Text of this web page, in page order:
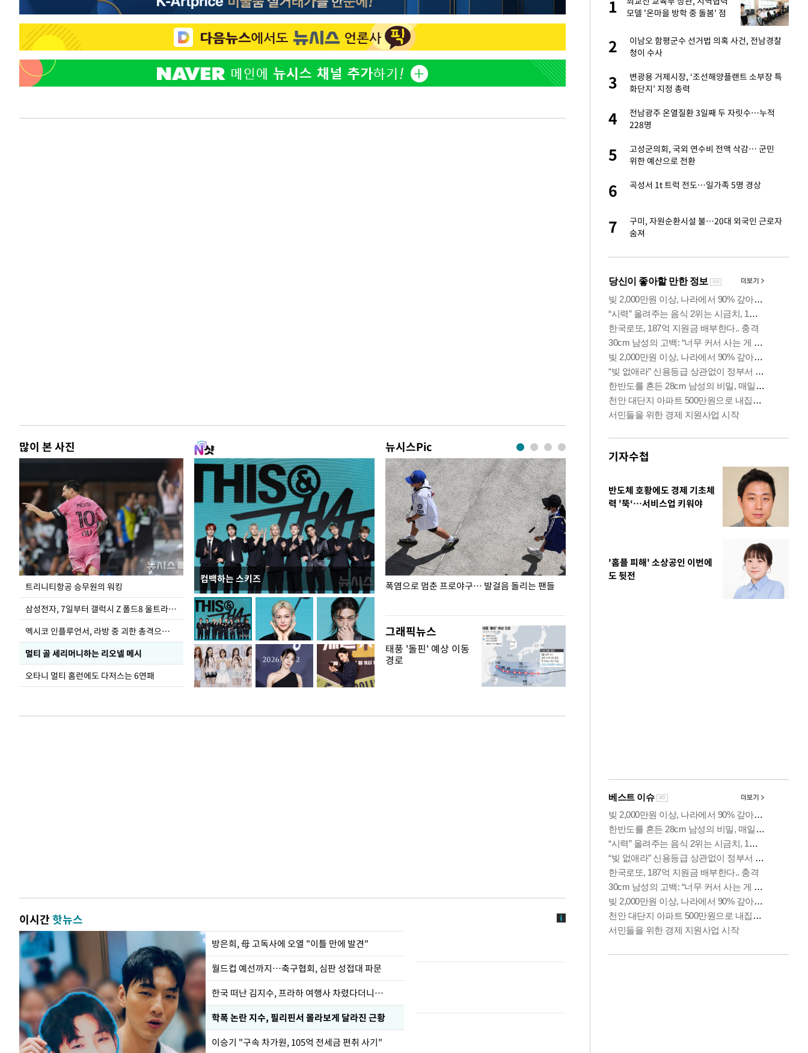
많이 본 사진
트리니티항공 승무원의 워킹
삼성전자, 7일부터 갤럭시 Z 폴드8 울트라·폴드8·플립8 출시
멕시코 인플루언서, 라방 중 괴한 총격으로 사망
멀티 골 세리머니하는 리오넬 메시
오타니 멀티 홈런에도 다저스는 6연패
컴백하는 스키즈
뉴시스Pic
입추 하루 앞둔 전남광주… 열화상 카메라에 담긴
폭염
폭염으로 멈춘 프로야구… 발걸음 돌리는 팬들
이 대통령, '청년 대책 속도 높여야…폭염 문제도 입추 코앞인데
그래픽뉴스
태풍 '돌핀' 예상 이동
경로
이시간핫뉴스
방은희, 母 고독사에 오열 "이틀 만에 발견"
월드컵 예선까지…축구협회, 심판 성접대 파문
한국 떠난 김지수, 프라하 여행사 차렸다더니…
학폭 논란 지수, 필리핀서 몰라보게 달라진 근황
이승기 "구속 차가원, 105억 전세금 편취 사기"
틀 만에 발견"
2
재는 내부 지침 준수"
3
김지수, '여행사 대표' 변신 근황 "가볼 만하
니…"
4
1
모델 '온마을 방학 중 돌봄' 점
2
이남오 함평군수 선거법 의혹 사건, 전남경찰
청이 수사
3
변광용 거제시장, ‘조선해양플랜트 소부장 특
화단지’ 지정 총력
4
전남광주 온열질환 3일째 두 자릿수…누적
228명
5
고성군의회, 국외 연수비 전액 삭감… 군민
위한 예산으로 전환
6 곡성서 1t 트럭 전도…일가족 5명 경상
7
구미, 자원순환시설 불…20대 외국인 근로자
숨져
기자수첩
반도체 호황에도 경제 기초체
력 '뚝‘…서비스업 키워야
'홈플 피해' 소상공인 이번에
도 뒷전